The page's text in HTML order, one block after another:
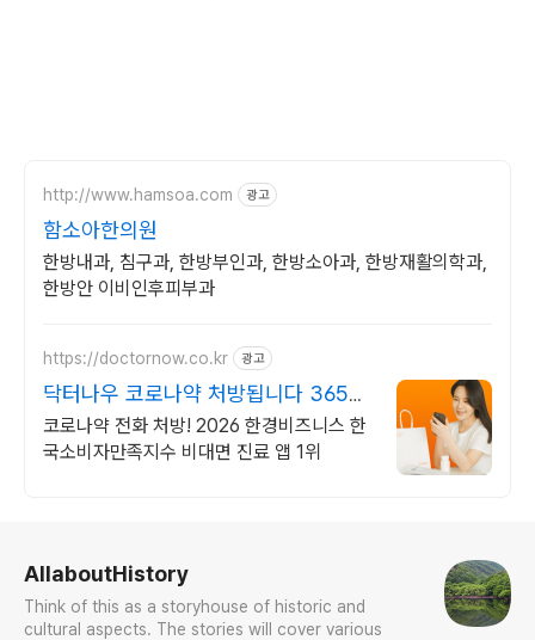
http://www.hamsoa.com 광고
함소아한의원
한방내과, 침구과, 한방부인과, 한방소아과, 한방재활의학과,
한방안 이비인후피부과
https://doctornow.co.kr 광고
닥터나우 코로나약 처방됩니다 365일
24시간 진료가능
코로나약 전화 처방! 2026 한경비즈니스 한
국소비자만족지수 비대면 진료 앱 1위
AllaboutHistory
Think of this as a storyhouse of historic and
cultural aspects. The stories will cover various